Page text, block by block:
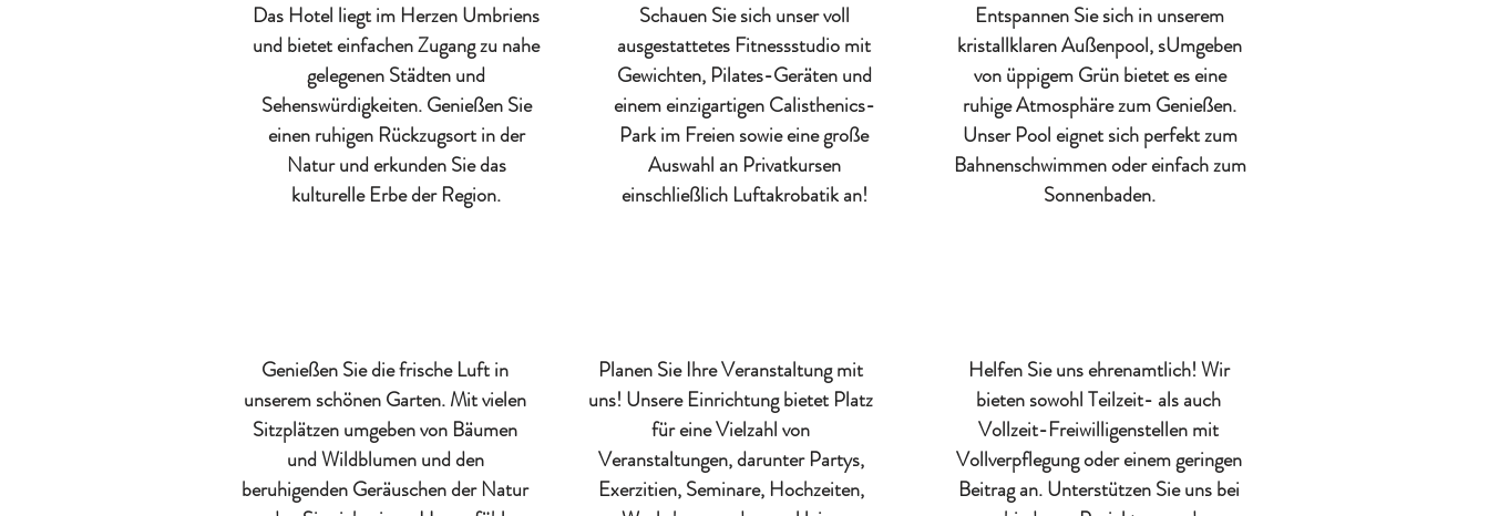
Das Hotel liegt im Herzen Umbriens
und bietet einfachen Zugang zu nahe
gelegenen Städten und
Sehenswürdigkeiten. Genießen Sie
einen ruhigen Rückzugsort in der
Natur und erkunden Sie das
kulturelle Erbe der Region.
Genießen Sie die frische Luft in
unserem schönen Garten. Mit vielen
Sitzplätzen umgeben von Bäumen
und Wildblumen und den
beruhigenden Geräuschen der Natur
Schauen Sie sich unser voll
ausgestattetes Fitnessstudio mit
Gewichten, Pilates-Geräten und
einem einzigartigen Calisthenics-
Park im Freien sowie eine große
Auswahl an Privatkursen
einschließlich Luftakrobatik an!
Planen Sie Ihre Veranstaltung mit
uns! Unsere Einrichtung bietet Platz
für eine Vielzahl von
Veranstaltungen, darunter Partys,
Exerzitien, Seminare, Hochzeiten,
Entspannen Sie sich in unserem
kristallklaren Außenpool, sUmgeben
von üppigem Grün bietet es eine
ruhige Atmosphäre zum Genießen.
Unser Pool eignet sich perfekt zum
Bahnenschwimmen oder einfach zum
Sonnenbaden.
Helfen Sie uns ehrenamtlich! Wir
bieten sowohl Teilzeit- als auch
Vollzeit-Freiwilligenstellen mit
Vollverpflegung oder einem geringen
Beitrag an. Unterstützen Sie uns bei